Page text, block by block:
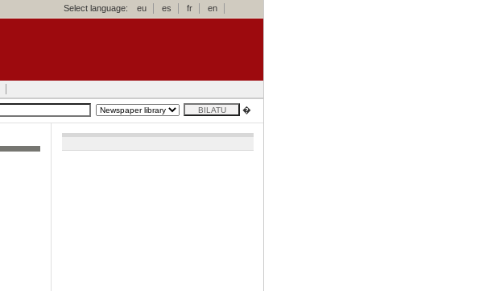
Select language: eu es fr en
�